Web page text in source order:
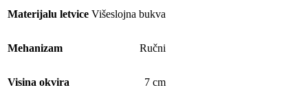
Materijalu letvice Višeslojna bukva
Mehanizam Ručni
Visina okvira 7 cm